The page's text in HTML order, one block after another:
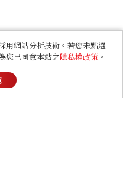
用網站分析技術。若您未點選
您已同意本站之隱私權政策 。